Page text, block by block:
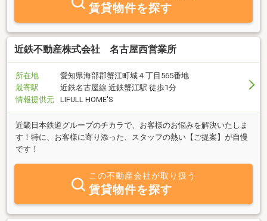
賃貸物件を探す
近鉄不動産株式会社 名古屋西営業所
所在地
愛知県海部郡蟹江町城４丁目565番地
最寄駅
近鉄名古屋線 近鉄蟹江駅 徒歩1分
情報提供元
LIFULL HOME'S
近畿日本鉄道グループのチカラで、お客様のお悩みを解決いたしま
す！特に、お客様に寄り添った、スタッフの熱い【ご提案】が自慢
です！
この不動産会社が取り扱う
賃貸物件を探す